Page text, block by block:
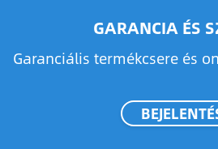
GARANCIA ÉS
Garanciális termékcsere és